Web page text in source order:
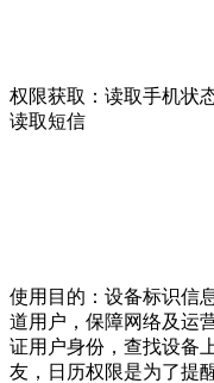
权限获取：读取手机状
读取短信
使用目的：设备标识信
道用户，保障网络及运
证用户身份，查找设备
友，日历权限是为了提